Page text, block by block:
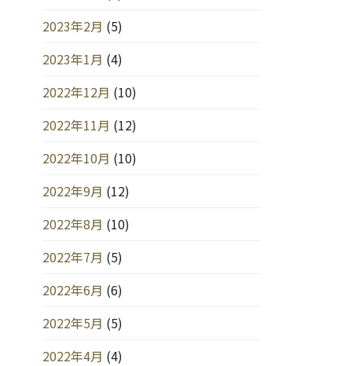
2023年2月 (5)
2023年1月 (4)
2022年12月 (10)
2022年11月 (12)
2022年10月 (10)
2022年9月 (12)
2022年8月 (10)
2022年7月 (5)
2022年6月 (6)
2022年5月 (5)
2022年4月 (4)